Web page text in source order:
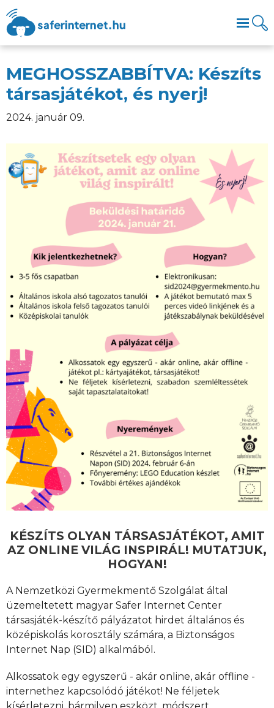
MEGHOSSZABBÍTVA: Készíts
társasjátékot, és nyerj!
2024. január 09.
KÉSZÍTS OLYAN TÁRSASJÁTÉKOT, AMIT
AZ ONLINE VILÁG INSPIRÁL! MUTATJUK,
HOGYAN!
A Nemzetközi Gyermekmentő Szolgálat által
üzemeltetett magyar Safer Internet Center
társasjáték-készítő pályázatot hirdet általános és
középiskolás korosztály számára, a Biztonságos
Internet Nap (SID) alkalmából.
Alkossatok egy egyszerű - akár online, akár offline -
internethez kapcsolódó játékot! Ne féljetek